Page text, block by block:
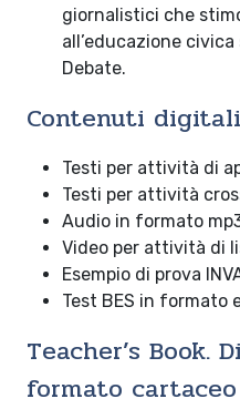
giornalistici che
all’educazione
Debate.
Contenuti
Testi per attività di
Testi per attività
Audio in formato
Video per attività di
Esempio di prova
Test BES in formato
Teacher’s Book.
formato